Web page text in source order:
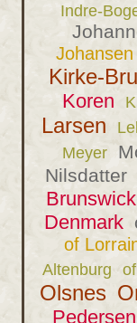
Indre-
Johansen
Kirke-
Koren
Larsen
Meyer
Nilsdatter
Denmark
of
Altenburg
Olsnes
Pedersen